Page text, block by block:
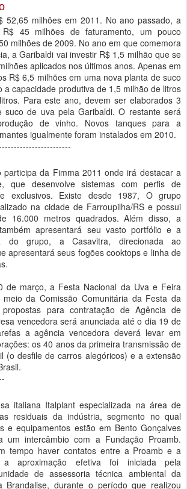
52,65 milhões em 2011. No ano passado, a
R$ 45 milhões de faturamento, um pouco
milhões de 2009. No ano em que comemora
a Garibaldi vai investir R$ 1,5 milhão que se
aplicados nos últimos anos. Apenas em
R$ 6,5 milhões em uma nova planta de suco
a capacidade produtiva de 1,5 milhão de litros
Para este ano, devem ser elaborados 3
suco de uva pela Garibaldi. O restante será
de vinho. Novos tanques para a
igualmente foram instalados em 2010.
participa da Fimma 2011 onde irá destacar a
que desenvolve sistemas com perfis de
exclusivos. Existe desde 1987, O grupo
na cidade de Farroupilha/RS e possui
16.000 metros quadrados. Além disso, a
apresentará seu vasto portfólio e a
do grupo, a Casavitra, direcionada ao
apresentará seus fogões cooktops e linha de
de março, a Festa Nacional da Uva e Feira
meio da Comissão Comunitária da Festa da
para contratação de Agência de
vencedora será anunciada até o dia 19 de
a agência vencedora deverá levar em
os 40 anos da primeira transmissão de
(o desfile de carros alegóricos) e a extensão
italiana Italplant especializada na área de
residuais da indústria, segmento no qual
e equipamentos estão em Bento Gonçalves
um intercâmbio com a Fundação Proamb.
tempo haver contatos entre a Proamb e a
a aproximação efetiva foi iniciada pela
de assessoria técnica ambiental da
Brandalise, durante o período que realizou